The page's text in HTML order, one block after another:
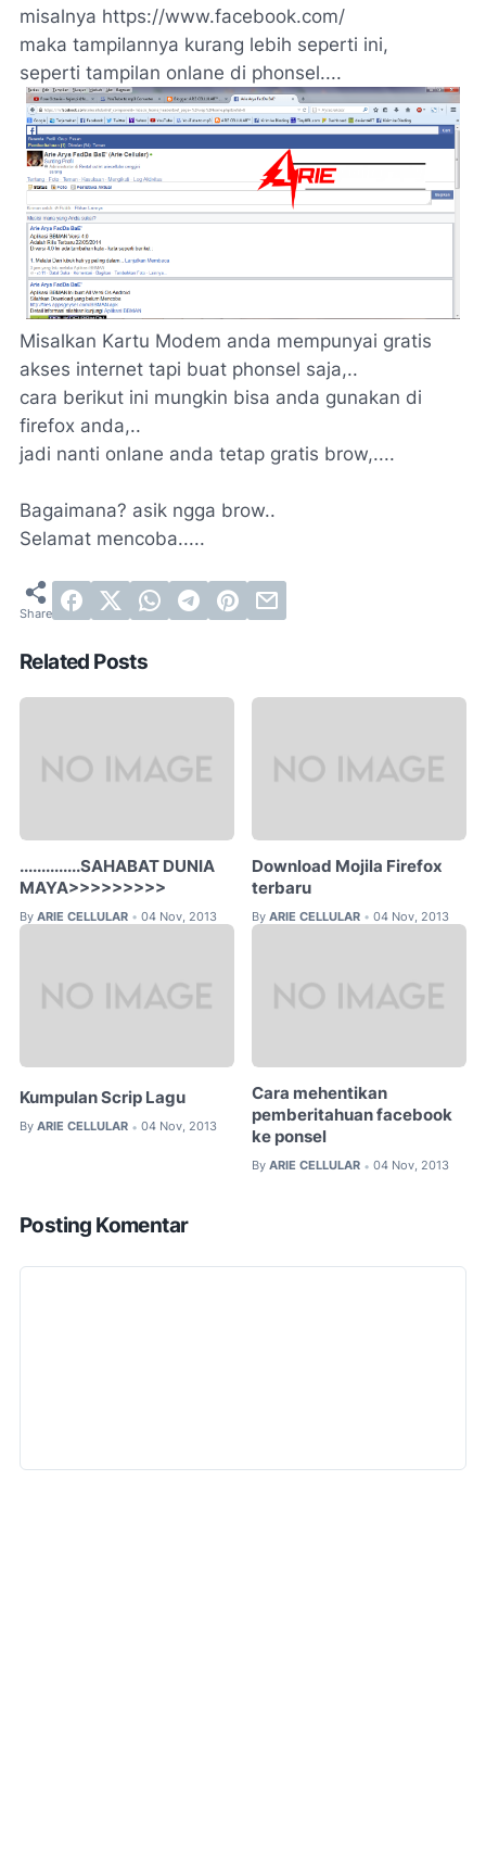
misalnya https://www.facebook.com/
maka tampilannya kurang lebih seperti ini,
seperti tampilan onlane di phonsel....
Misalkan Kartu Modem anda mempunyai gratis
akses internet tapi buat phonsel saja,..
cara berikut ini mungkin bisa anda gunakan di
firefox anda,..
jadi nanti onlane anda tetap gratis brow,....
Bagaimana? asik ngga brow..
Selamat mencoba.....
Related Posts
..............SAHABAT DUNIA
MAYA>>>>>>>>>
By ARIE CELLULAR • 04 Nov, 2013
Download Mojila Firefox
terbaru
By ARIE CELLULAR • 04 Nov, 2013
Kumpulan Scrip Lagu
By ARIE CELLULAR • 04 Nov, 2013
Cara mehentikan
pemberitahuan facebook
ke ponsel
By ARIE CELLULAR • 04 Nov, 2013
Posting Komentar